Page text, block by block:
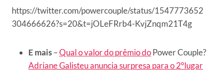
https://twitter.com/powercouple/status/1547773652
304666626?s=20&t=jOLeFRrb4-KvjZnqm21T4g
E mais–Qual o valor do prêmio doPower Couple?
Adriane Galisteu anuncia surpresa para o 2°lugar